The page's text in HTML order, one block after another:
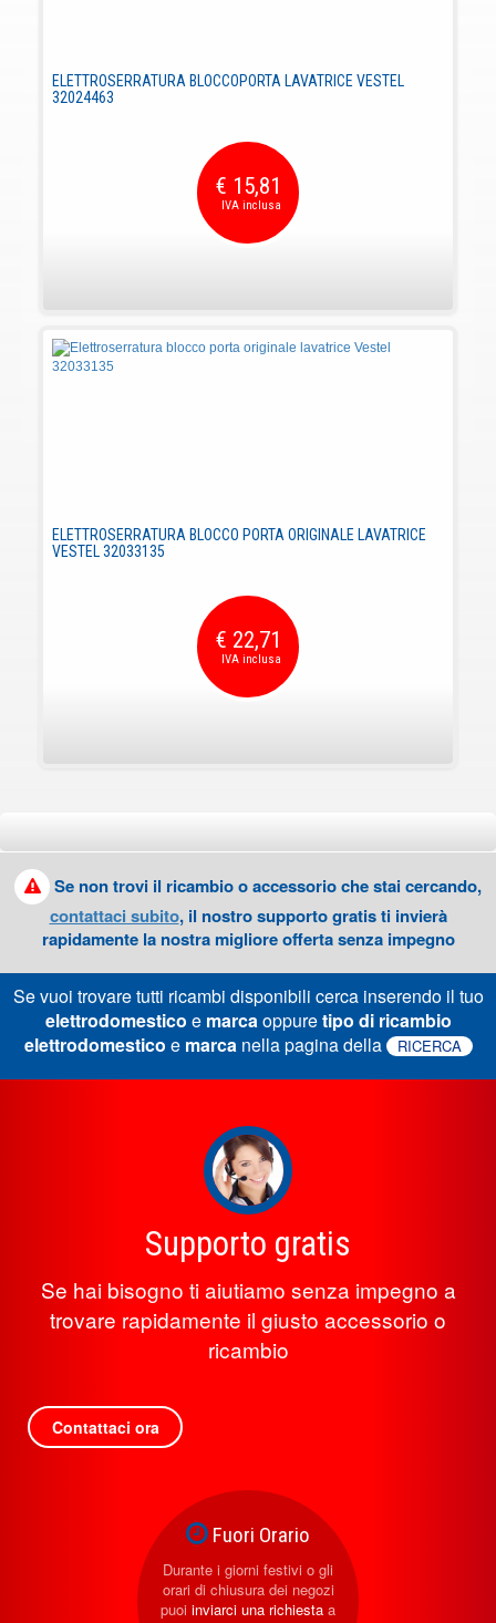
ELETTROSERRATURA BLOCCOPORTA LAVATRICE VESTEL
32024463
€ 15,81
ELETTROSERRATURA BLOCCO PORTA ORIGINALE LAVATRICE
VESTEL 32033135
€ 22,71
Se non trovi il ricambio o accessorio che stai cercando,
contattaci subito, il nostro supporto gratis ti invierà
rapidamente la nostra migliore offerta senza impegno
Se vuoi trovare tutti ricambi disponibili cerca inserendo il tuo
elettrodomestico e marcaoppuretipo di ricambio
elettrodomestico e marcanella pagina della RICERCA
Supporto gratis
Se hai bisogno ti aiutiamo senza impegno a
trovare rapidamente il giusto accessorio o
ricambio
Contattaci ora
Fuori Orario
Durante i giorni festivi o gli
orari di chiusura dei negozi
puoi inviarci una richiesta a